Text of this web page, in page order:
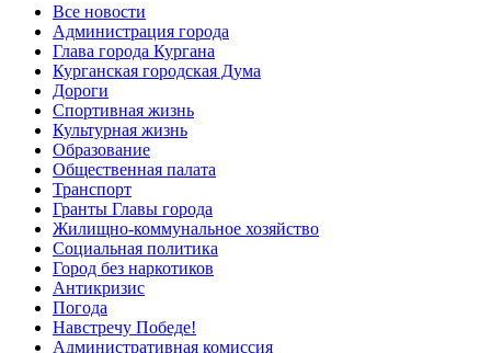
Все новости
Администрация города
Глава города Кургана
Курганская городская Дума
Дороги
Спортивная жизнь
Культурная жизнь
Образование
Общественная палата
Транспорт
Гранты Главы города
Жилищно-коммунальное хозяйство
Социальная политика
Город без наркотиков
Антикризис
Погода
Навстречу Победе!
Административная комиссия